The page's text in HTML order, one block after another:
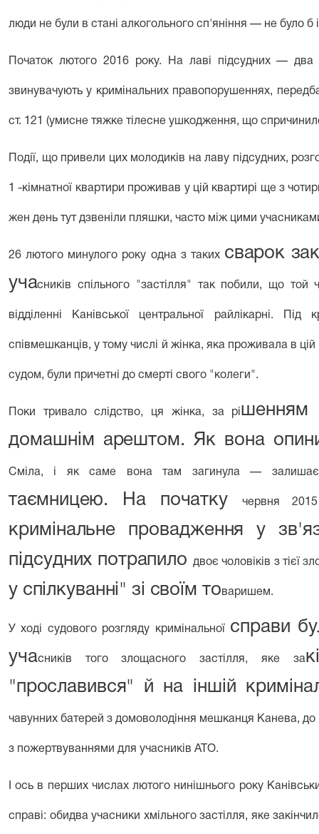
люди не були в стані алкоголь­ного сп'яніння — не було б
Початок лютого 2016 року. На лаві під­судних — два
звинувачують у кримі­нальних правопорушеннях,
ст. 121 (умисне тяжке тілесне ушкоджен­ня, що
Події, що привели цих молодиків на ла­ву підсудних,
1 -кімнатної кварти­ри проживав у цій квартирі ще з
жен день тут дзвеніли пляшки, часто між цими
26лютого минулого року одна з таких сварок
уча­сників спільного "застілля" так побили, що той
відділенні Канівської цент­ральної райлікарні.
співмешканців, у тому числі й жінка, яка проживала в
судом, були причетні до смерті свого "колеги".
Поки тривало слідство, ця жінка, за рі­ шенням
дома­шнім арештом. Як вона
Сміла, і як саме вона там загинула —
таємницею. На початку червня
кримінальне провадження у
підсудних потрапило
двоє чоловіків з тієї
у спілкуванні" зі своїм то­ варишем.
У ході судового розгляду кримінальної справи
уча­сників того злощасного застілля, яке за­
"прославився" й на іншій
чавунних батерей з домоволоді­ння мешканця Канева, до
з пожерт­вуваннями для учасників АТО.
І ось в перших числах лютого нинішньо­го року
справі: обидва учас­ники хмільного застілля, яке